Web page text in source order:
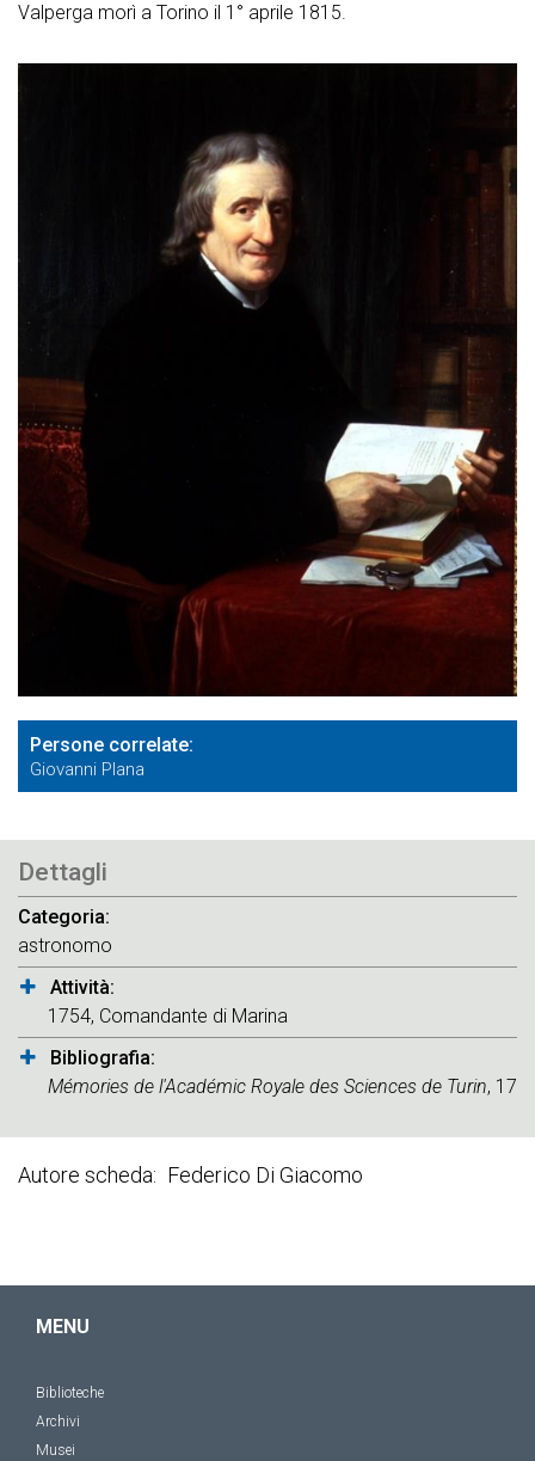
Valperga morì a Torino il 1° aprile 1815.
Persone correlate
Giovanni Plana
Dettagli
Categoria
astronomo
Attività
1754, Comandante di Marina
Bibliografia
Mémories de l'Académic Royale des Sciences de Turin,
Autore scheda Federico Di Giacomo
MENU
Biblioteche
Archivi
Musei